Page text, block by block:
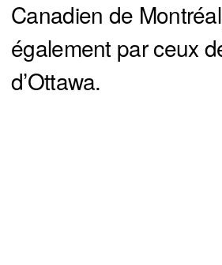
Canadien de
également par ceux
d’Ottawa.